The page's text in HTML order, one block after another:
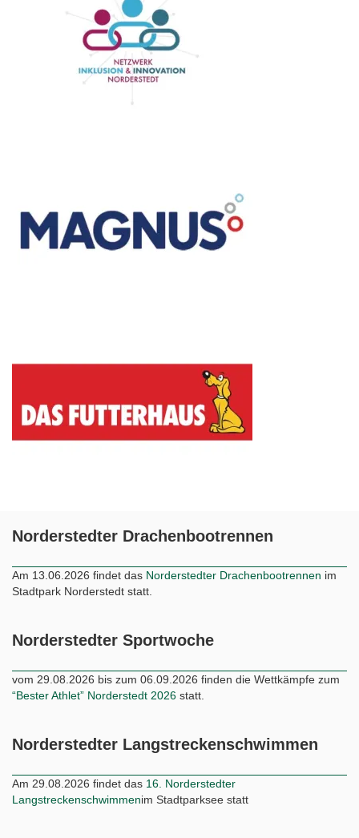
Norderstedter Drachenbootrennen
Am 13.06.2026 findet das Norderstedter Drachenbootrennen im
Stadtpark Norderstedt statt.
Norderstedter Sportwoche
vom 29.08.2026 bis zum 06.09.2026 finden die Wettkämpfe zum
“Bester Athlet” Norderstedt 2026 statt.
Norderstedter Langstreckenschwimmen
Am 29.08.2026 findet das 16. Norderstedter
Langstreckenschwimmenim Stadtparksee statt